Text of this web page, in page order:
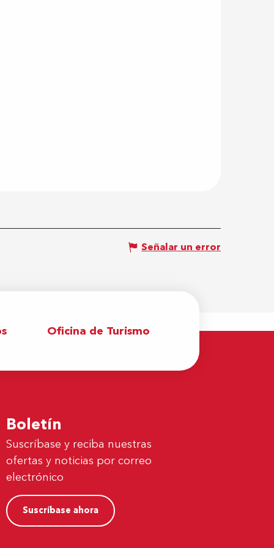
Señalar un error
Oficina de Turismo
Boletín
Suscríbase y reciba nuestras
ofertas y noticias por correo
electrónico
Suscríbase ahora